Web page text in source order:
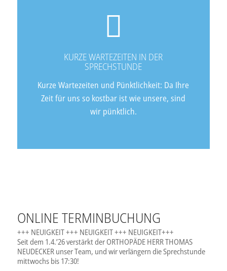
KURZE WARTEZEITEN IN DER
SPRECHSTUNDE
Kurze Wartezeiten und Pünktlichkeit: Da Ihre
Zeit für uns so kostbar ist wie unsere, sind
wir pünktlich.
ONLINE TERMINBUCHUNG
+++ NEUIGKEIT +++ NEUIGKEIT +++ NEUIGKEIT+++
Seit dem 1.4.’26 verstärkt der ORTHOPÄDE HERR THOMAS
NEUDECKER unser Team, und wir verlängern die Sprechstunde
mittwochs bis 17:30!